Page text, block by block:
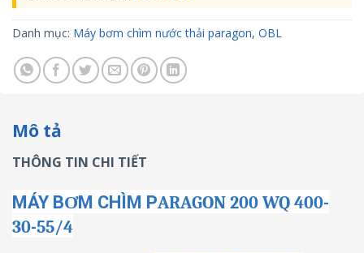
Danh mục: Máy bơm chìm nước thải paragon, OBL
Mô tả
THÔNG TIN CHI TIẾT
MÁY BƠM CHÌM PARAGON 200 WQ 400-
30-55/4